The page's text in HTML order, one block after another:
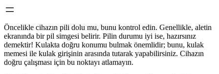
Öncelikle cihazın pili dolu mu, bunu kontrol edin. Genellikle, aletin
ekranında bir pil simgesi belirir. Pilin durumu iyi ise, hazırsınız
demektir! Kulakta doğru konumu bulmak önemlidir; bunu, kulak
memesi ile kulak girişinin arasında tutarak yapabilirsiniz. Cihazın
doğru çalışması için bu noktayı atlamayın.